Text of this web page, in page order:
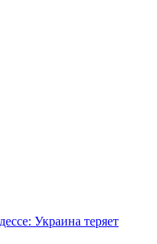
Украина теряет